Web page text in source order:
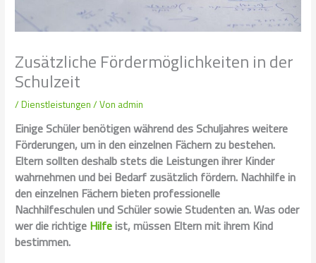
Zusätzliche Fördermöglichkeiten in der
Schulzeit
/Dienstleistungen / Von admin
Einige Schüler benötigen während des Schuljahres weitere
Förderungen, um in den einzelnen Fächern zu bestehen.
Eltern sollten deshalb stets die Leistungen ihrer Kinder
wahrnehmen und bei Bedarf zusätzlich fördern. Nachhilfe in
den einzelnen Fächern bieten professionelle
Nachhilfeschulenund Schüler sowie Studenten an. Was oder
wer die richtige Hilfeist, müssen Eltern mit ihrem Kind
bestimmen.